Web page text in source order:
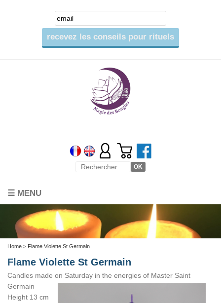
☰ MENU
Home > Flame Violette St Germain
Flame Violette St Germain
Candles made on Saturday in the energies of Master Saint
Germain
Height 13 cm